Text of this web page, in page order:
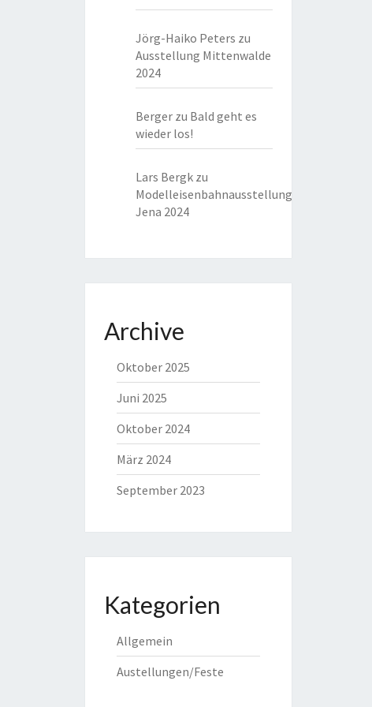
Jörg-Haiko Peters zu
Ausstellung Mittenwalde
2024
Bergerzu Bald geht es
wieder los!
Lars Bergkzu
Modelleisenbahnausstellung
Jena 2024
Archive
Oktober 2025
Juni 2025
Oktober 2024
März 2024
September 2023
Kategorien
Allgemein
Austellungen/Feste